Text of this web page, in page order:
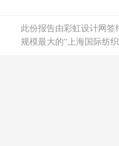
此份报告由彩虹设计网
规模最大的“上海国际纺